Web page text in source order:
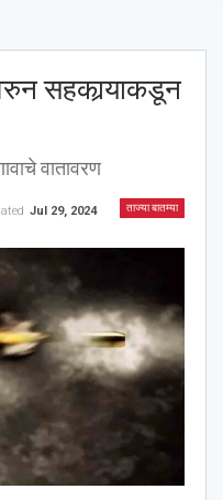
सहकार्‍याकडून
वातावरण
ताज्या बातम्या
Jul 29, 2024